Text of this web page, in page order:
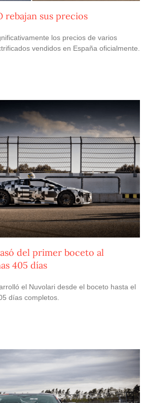
rebajan sus precios
los precios de varios
vendidos en España oficialmente.
del primer boceto al
405 días
el Nuvolari desde el boceto hasta el
días completos.